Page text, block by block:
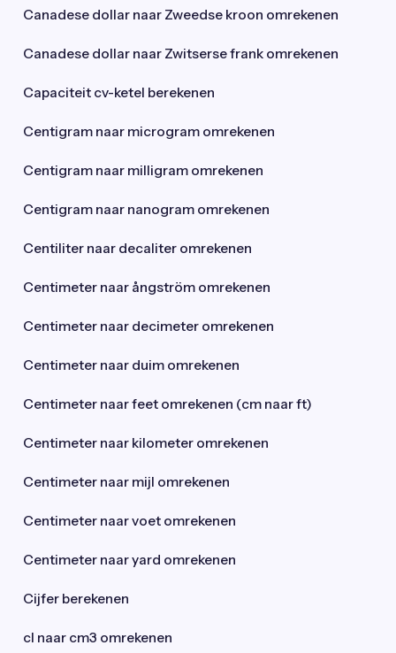
Canadese dollar naar Zweedse kroon omrekenen
Canadese dollar naar Zwitserse frank omrekenen
Capaciteit cv-ketel berekenen
Centigram naar microgram omrekenen
Centigram naar milligram omrekenen
Centigram naar nanogram omrekenen
Centiliter naar decaliter omrekenen
Centimeter naar ångström omrekenen
Centimeter naar decimeter omrekenen
Centimeter naar duim omrekenen
Centimeter naar feet omrekenen (cm naar ft)
Centimeter naar kilometer omrekenen
Centimeter naar mijl omrekenen
Centimeter naar voet omrekenen
Centimeter naar yard omrekenen
Cijfer berekenen
cl naar cm3 omrekenen